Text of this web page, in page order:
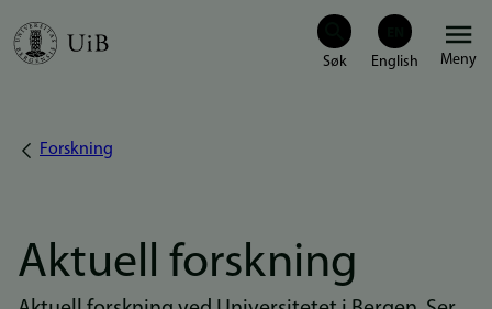
Hopp
Meny
Navigasjonssti
Forskning
Aktuell forskning